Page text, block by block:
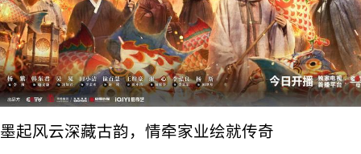
墨起风云深藏古韵，情牵家业绘就传奇